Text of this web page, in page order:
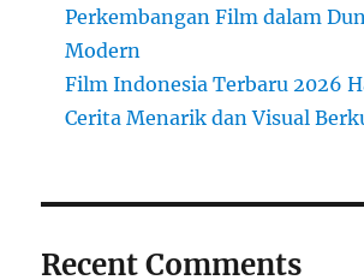
Perkembangan Film dalam
Modern
Film Indonesia Terbaru 2026
Cerita Menarik dan Visual
Recent Comments